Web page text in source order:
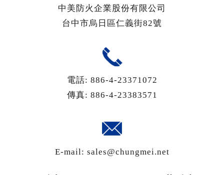
中美防火企業股份有限公司
台中市烏日區仁義街82號
電話: 886-4-23371072
傳真: 886-4-23383571
E-mail: sales@chungmei.net